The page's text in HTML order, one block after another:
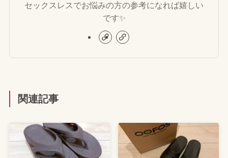
セックスレスでお悩みの方の参考になれば嬉しい
です✨
関連記事